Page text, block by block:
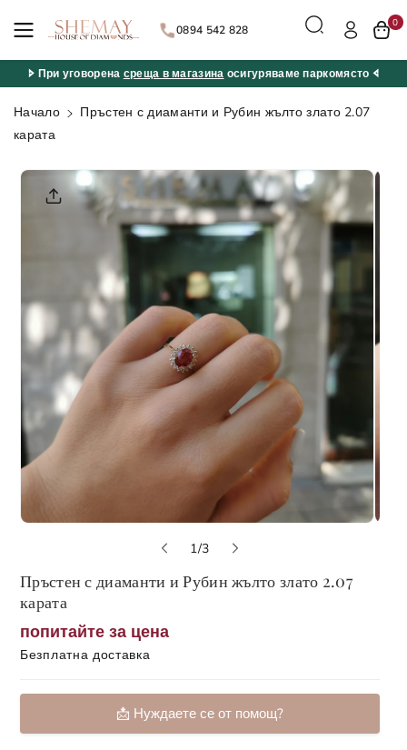
съдържан
0894 542 828 0
🢖 При уговорена среща в магазина осигуряваме паркомясто 🢔
Начало
Пръстен с диаманти и Рубин жълто злато 2.07
карата
към
информац
ията за
1/о3
Пръстен с диаманти и Рубин жълто злато 2.07
карата
попитайте за цена
Безплатна доставка
📩 Нуждаете се от помощ?